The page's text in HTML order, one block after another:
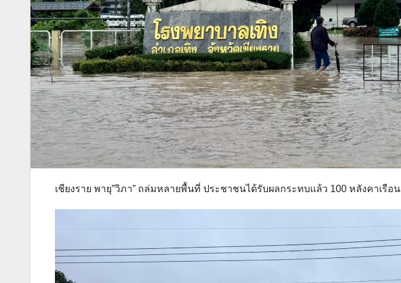
เชียงราย พายุ”วิภา” ถล่มหลายพื้นที่ ประชาชนได้รับผลกระทบแล้ว 100 หลังคาเรือน